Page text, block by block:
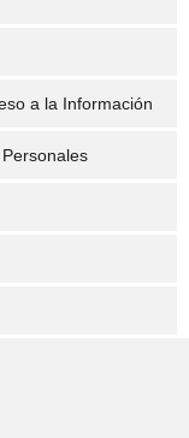
a la Información